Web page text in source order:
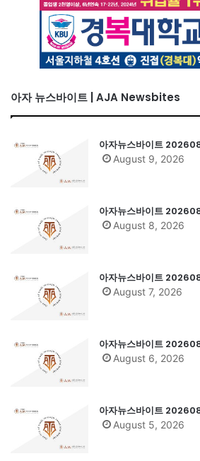
아자 뉴스바이트 | AJA Newsbites
아자뉴스바이트
August 9, 2026
아자뉴스바이트
August 8, 2026
아자뉴스바이트
August 7, 2026
아자뉴스바이트
August 6, 2026
아자뉴스바이트
August 5, 2026